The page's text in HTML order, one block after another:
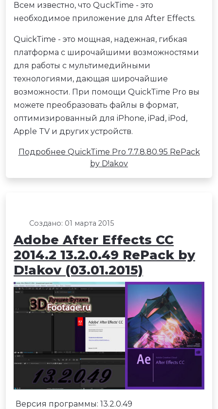
Всем известно, что QuckTime - это
необходимое приложение для After Effects.
QuickTime - это мощная, надежная, гибкая
платформа с широчайшими возможностями
для работы с мультимедийными
технологиями, дающая широчайшие
возможности. При помощи QuickTime Pro вы
можете преобразовать файлы в формат,
оптимизированный для iPhone, iPad, iPod,
Apple TV и других устройств.
Подробнее QuickTime Pro 7.7.8.80.95 RePack
by D!akov
Создано: 01 марта 2015
Adobe After Effects CC
2014.2 13.2.0.49 RePack by
D!akov (03.01.2015)
Версия программы: 13.2.0.49